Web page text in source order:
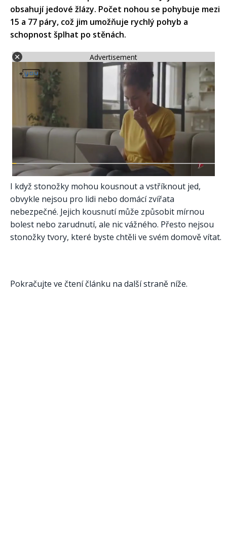
obsahují jedové žlázy. Počet nohou se pohybuje mezi
15 a 77 páry, což jim umožňuje rychlý pohyb a
schopnost šplhat po stěnách.​
Advertisement
I když stonožky mohou kousnout a vstříknout jed,
obvykle nejsou pro lidi nebo domácí zvířata
nebezpečné. Jejich kousnutí může způsobit mírnou
bolest nebo zarudnutí, ale nic vážného. Přesto nejsou
stonožky tvory, které byste chtěli ve svém domově vítat.
Pokračujte ve čtení článku na další straně níže.